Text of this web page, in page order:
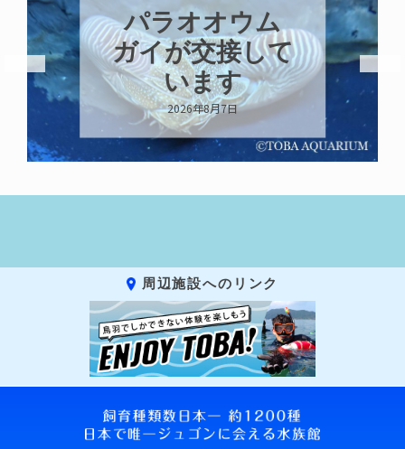
パラオオウム
ガイが交接して
います
2026年8月7日
周辺施設へのリンク